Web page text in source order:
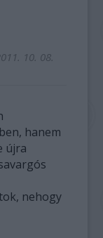
10. 08.
hanem
újra
nehogy